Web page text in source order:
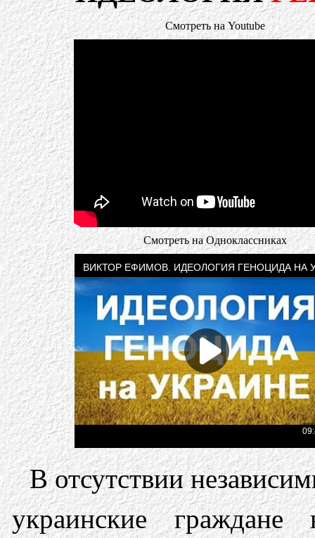
Смотреть на Youtube
Смотреть на Одноклассниках
В отсутствии
украинские